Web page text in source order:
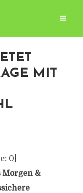
MIT
0]
Morgen &